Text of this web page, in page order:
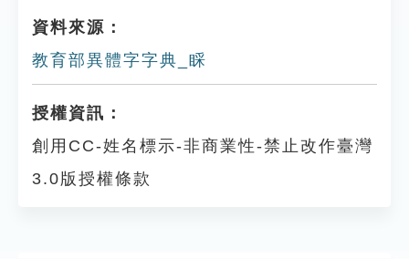
資料來源：
教育部異體字字典_睬
授權資訊：
創用CC-姓名標示-非商業性-禁止改作臺灣
3.0版授權條款